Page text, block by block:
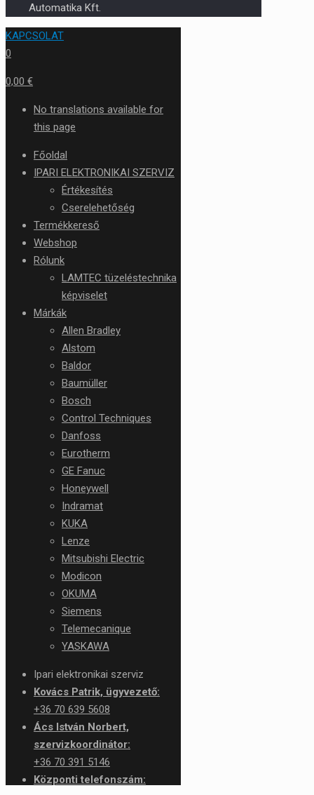
Automatika Kft.
KAPCSOLAT
0
0,00 €
No translations available for
this page
Főoldal
IPARI ELEKTRONIKAI SZERVIZ
Értékesítés
Cserelehetőség
Termékkereső
Webshop
Rólunk
LAMTEC tüzeléstechnika
képviselet
Márkák
Allen Bradley
Alstom
Baldor
Baumüller
Bosch
Control Techniques
Danfoss
Eurotherm
GE Fanuc
Honeywell
Indramat
KUKA
Lenze
Mitsubishi Electric
Modicon
OKUMA
Siemens
Telemecanique
YASKAWA
Ipari elektronikai szerviz
Kovács Patrik, ügyvezető:
+36 70 639 5608
Ács István Norbert,
szervizkoordinátor:
+36 70 391 5146
Központi telefonszám: